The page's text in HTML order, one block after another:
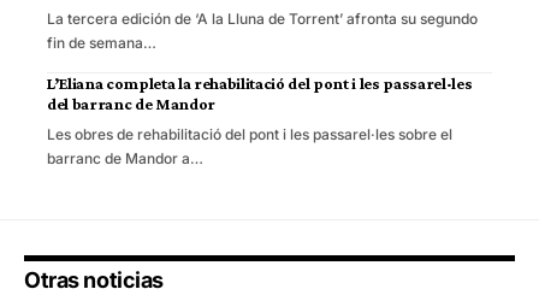
La tercera edición de ‘A la Lluna de Torrent’ afronta su segundo
fin de semana…
L’Eliana completa la rehabilitació del pont i les passarel·les
del barranc de Mandor
Les obres de rehabilitació del pont i les passarel·les sobre el
barranc de Mandor a…
Otras noticias